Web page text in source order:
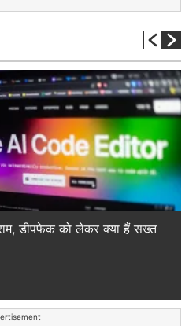
डीपफेक को लेकर क्या हैं सख्त